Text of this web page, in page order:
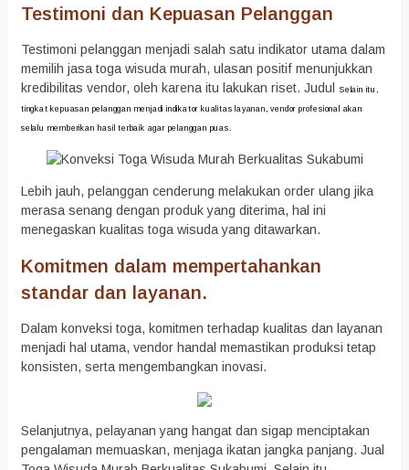
Testimoni dan Kepuasan Pelanggan
Testimoni pelanggan menjadi salah satu indikator utama dalam
memilih jasa toga wisuda murah, ulasan positif menunjukkan
kredibilitas vendor, oleh karena itu lakukan riset. Judul
Selain itu,
tingkat kepuasan pelanggan menjadi indikator kualitas layanan, vendor profesional akan
selalu memberikan hasil terbaik agar pelanggan puas.
Lebih jauh, pelanggan cenderung melakukan order ulang jika
merasa senang dengan produk yang diterima, hal ini
menegaskan kualitas toga wisuda yang ditawarkan.
Komitmen dalam mempertahankan
standar dan layanan.
Dalam konveksi toga, komitmen terhadap kualitas dan layanan
menjadi hal utama, vendor handal memastikan produksi tetap
konsisten, serta mengembangkan inovasi.
Selanjutnya, pelayanan yang hangat dan sigap menciptakan
pengalaman memuaskan, menjaga ikatan jangka panjang. Jual